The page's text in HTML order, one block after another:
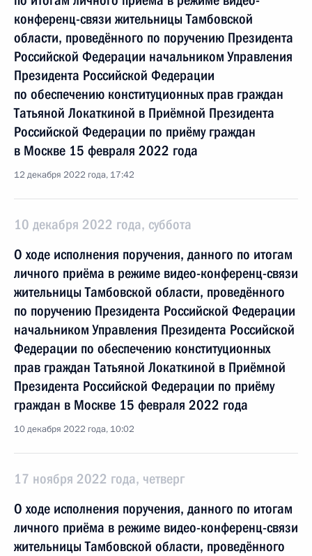
конференц-связи жительницы Тамбовской
области, проведённого по поручению Президента
Российской Федерации начальником Управления
Президента Российской Федерации
по обеспечению конституционных прав граждан
Татьяной Локаткиной в Приёмной Президента
Российской Федерации по приёму граждан
в Москве 15 февраля 2022 года
12 декабря 2022 года, 17:42
10 декабря 2022 года, суббота
О ходе исполнения поручения, данного по итогам
личного приёма в режиме видео-конференц-связи
жительницы Тамбовской области, проведённого
по поручению Президента Российской Федерации
начальником Управления Президента Российской
Федерации по обеспечению конституционных
прав граждан Татьяной Локаткиной в Приёмной
Президента Российской Федерации по приёму
граждан в Москве 15 февраля 2022 года
10 декабря 2022 года, 10:02
17 ноября 2022 года, четверг
О ходе исполнения поручения, данного по итогам
личного приёма в режиме видео-конференц-связи
жительницы Тамбовской области, проведённого